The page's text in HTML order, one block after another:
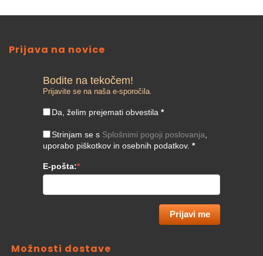
Prijava na novice
Bodite na tekočem!
Prijavite se na naša e-sporočila.
Da, želim prejemati obvestila *
Strinjam se s Splošnimi pogoji poslovanja
uporabo piškotkov in osebnih podatkov. *
E-pošta:*
Prijavi me
Možnosti dostave